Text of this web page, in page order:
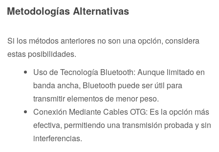
Metodologías Alternativas
Si los métodos anteriores no son una opción, considera
estas posibilidades.
Uso de Tecnología Bluetooth: Aunque limitado en
banda ancha, Bluetooth puede ser útil para
transmitir elementos de menor peso.
Conexión Mediante Cables OTG: Es la opción más
efectiva, permitiendo una transmisión probada y sin
interferencias.